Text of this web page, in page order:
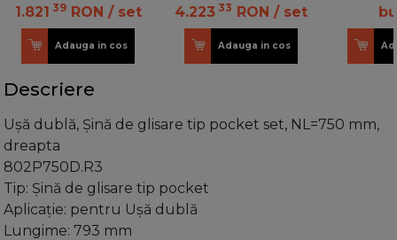
1.821 39 RON / set
Adauga in cos
4.223 33 RON / set
Adauga in cos
Descriere
Uşă dublă, Şină de glisare tip pocket set, NL=750 mm,
dreapta
802P750D.R3
Tip: Şină de glisare tip pocket
Aplicaţie: pentru Uşă dublă
Lungime: 793 mm